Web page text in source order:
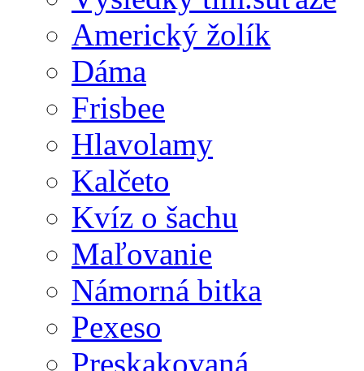
Americký žolík
Dáma
Frisbee
Hlavolamy
Kalčeto
Kvíz o šachu
Maľovanie
Námorná bitka
Pexeso
Preskakovaná